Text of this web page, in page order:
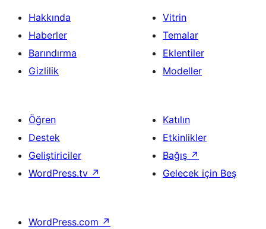
Hakkında
Haberler
Barındırma
Gizlilik
Vitrin
Temalar
Eklentiler
Modeller
Öğren
Destek
Geliştiriciler
WordPress.tv ↗
Katılın
Etkinlikler
Bağış ↗
Gelecek için Beş
WordPress.com ↗